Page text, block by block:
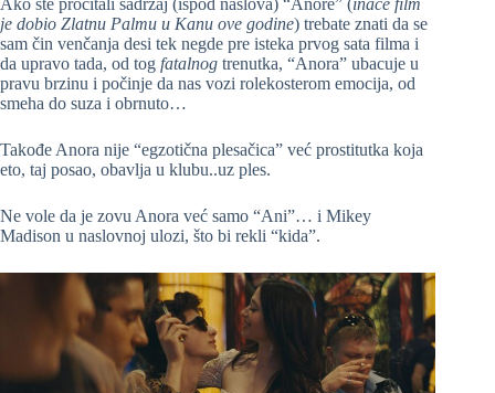
Ako ste pročitali sadržaj (ispod naslova) “Anore” (inače film
je dobio Zlatnu Palmu u Kanu ove godine) trebate znati da se
sam čin venčanja desi tek negde pre isteka prvog sata filma i
da upravo tada, od tog fatalnog trenutka, “Anora” ubacuje u
pravu brzinu i počinje da nas vozi rolekosterom emocija, od
smeha do suza i obrnuto…
Takođe Anora nije “egzotična plesačica” već prostitutka koja
eto, taj posao, obavlja u klubu..uz ples.
Ne vole da je zovu Anora već samo “Ani”… i Mikey
Madison u naslovnoj ulozi, što bi rekli “kida”.